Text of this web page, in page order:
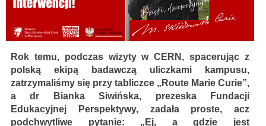
Rok temu, podczas wizyty w CERN, spacerując z
polską ekipą badawczą uliczkami kampusu,
zatrzymaliśmy się przy tabliczce „Route Marie Curie”,
a dr Bianka Siwińska, prezeska Fundacji
Edukacyjnej Perspektywy, zadała proste, acz
podchwytliwe pytanie: „Ej, a gdzie jest